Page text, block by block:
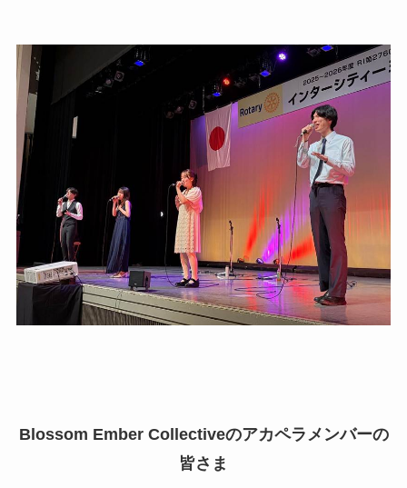
Blossom Ember Collectiveのアカペラメンバーの
皆さま